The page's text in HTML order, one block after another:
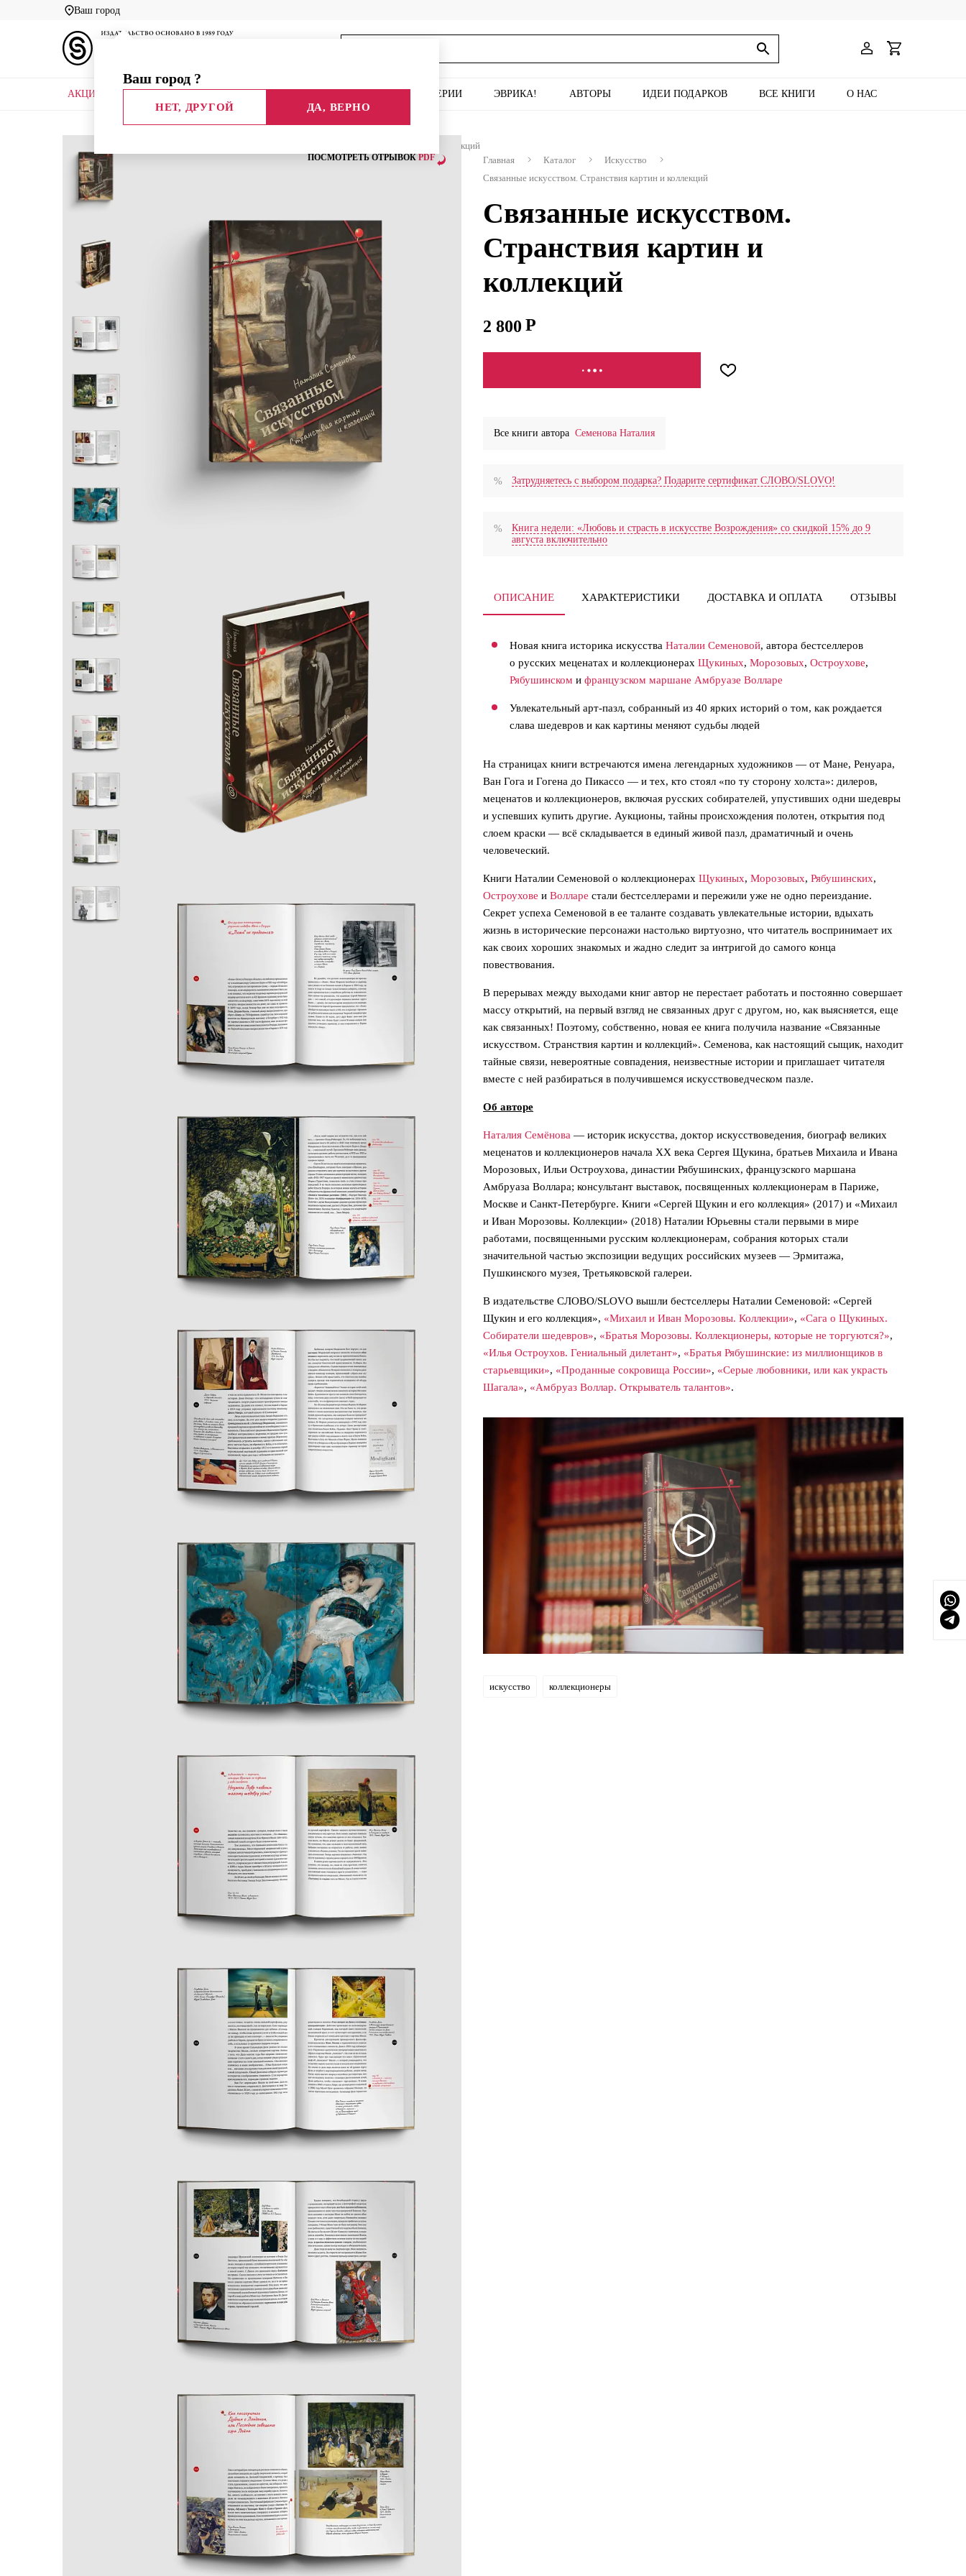
Ваш город
Ваш город ?
НЕТ, ДРУГОЙ ДА, ВЕРНО
АКЦИИ СЕРИИ ЭВРИКА! АВТОРЫ ИДЕИ ПОДАРКОВ ВСЕ КНИГИ О НАС
Связанные искусством. Странствия картин и коллекций
ПОСМОТРЕТЬ ОТРЫВОК PDF Главная Каталог
Искусство
Связанные искусством. Странствия картин и коллекций
Связанные искусством.
Странствия картин и
коллекций
2 800
В КОРЗИНУ
Все книги автора Семенова Наталия
Затрудняетесь с выбором подарка? Подарите сертификат СЛОВО/SLOVO!
Книга недели: «Любовь и страсть в искусстве Возрождения» со скидкой 15% до 9
августа включительно
ОПИСАНИЕ ХАРАКТЕРИСТИКИ ДОСТАВКА И ОПЛАТА ОТЗЫВЫ
Новая книга историка искусства Наталии Семеновой, автора бестселлеров
о русских меценатах и коллекционерах Щукиных, Морозовых, Остроухове,
Рябушинском и французском маршане Амбруазе Волларе
Увлекательный арт-пазл, собранный из 40 ярких историй о том, как рождается
слава шедевров и как картины меняют судьбы людей
На страницах книги встречаются имена легендарных художников — от Мане, Ренуара,
Ван Гога и Гогена до Пикассо — и тех, кто стоял «по ту сторону холста»: дилеров,
меценатов и коллекционеров, включая русских собирателей, упустивших одни шедевры
и успевших купить другие. Аукционы, тайны происхождения полотен, открытия под
слоем краски — всё складывается в единый живой пазл, драматичный и очень
человеческий.
Книги Наталии Семеновой о коллекционерах Щукиных, Морозовых, Рябушинских,
Остроухове и Волларе стали бестселлерами и пережили уже не одно переиздание.
Секрет успеха Семеновой в ее таланте создавать увлекательные истории, вдыхать
жизнь в исторические персонажи настолько виртуозно, что читатель воспринимает их
как своих хороших знакомых и жадно следит за интригой до самого конца
повествования.
В перерывах между выходами книг автор не перестает работать и постоянно совершает
массу открытий, на первый взгляд не связанных друг с другом, но, как выясняется, еще
как связанных! Поэтому, собственно, новая ее книга получила название «Связанные
искусством. Странствия картин и коллекций». Семенова, как настоящий сыщик, находит
тайные связи, невероятные совпадения, неизвестные истории и приглашает читателя
вместе с ней разбираться в получившемся искусствоведческом пазле.
Об авторе
Наталия Семёнова — историк искусства, доктор искусствоведения, биограф великих
меценатов и коллекционеров начала ХХ века Сергея Щукина, братьев Михаила и Ивана
Морозовых, Ильи Остроухова, династии Рябушинских, французского маршана
Амбруаза Воллара; консультант выставок, посвященных коллекционерам в Париже,
Москве и Санкт-Петербурге. Книги «Сергей Щукин и его коллекция» (2017) и «Михаил
и Иван Морозовы. Коллекции» (2018) Наталии Юрьевны стали первыми в мире
работами, посвященными русским коллекционерам, собрания которых стали
значительной частью экспозиции ведущих российских музеев — Эрмитажа,
Пушкинского музея, Третьяковской галереи.
В издательстве СЛОВО/SLOVO вышли бестселлеры Наталии Семеновой: «Сергей
Щукин и его коллекция», «Михаил и Иван Морозовы. Коллекции», «Сага о Щукиных.
Собиратели шедевров», «Братья Морозовы. Коллекционеры, которые не торгуются?»,
«Илья Остроухов. Гениальный дилетант», «Братья Рябушинские: из миллионщиков в
старьевщики», «Проданные сокровища России», «Серые любовники, или как украсть
Шагала», «Амбруаз Воллар. Открыватель талантов».
искусство коллекционеры